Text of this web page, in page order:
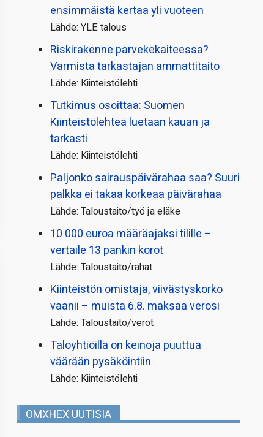
ensimmäistä kertaa yli vuoteen
Lähde: YLE talous
Riskirakenne parvekekaiteessa?
Varmista tarkastajan ammattitaito
Lähde: Kiinteistölehti
Tutkimus osoittaa: Suomen
Kiinteistölehteä luetaan kauan ja
tarkasti
Lähde: Kiinteistölehti
Paljonko sairauspäivä­rahaa saa? Suuri
palkka ei takaa korkeaa päivärahaa
Lähde: Taloustaito/työ ja eläke
10 000 euroa määräajaksi tilille –
vertaile 13 pankin korot
Lähde: Taloustaito/rahat
Kiinteistön omistaja, viivästyskorko
vaanii – muista 6.8. maksaa verosi
Lähde: Taloustaito/verot
Taloyhtiöillä on keinoja puuttua
väärään pysäköintiin
Lähde: Kiinteistölehti
OMXHEX UUTISIA